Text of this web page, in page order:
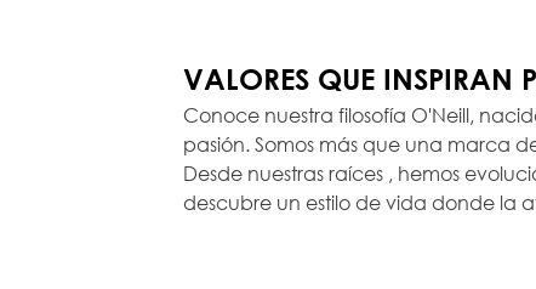
VALORES QUE INSPIRAN
Conoce nuestra filosofía O'Neill,
pasión. Somos más que una marca
Desde nuestras raíces , hemos
descubre un estilo de vida donde la